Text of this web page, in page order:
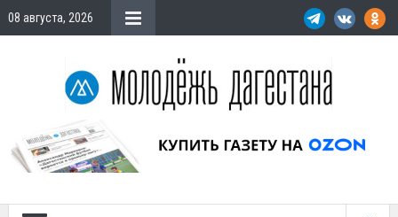
08 августа, 2026